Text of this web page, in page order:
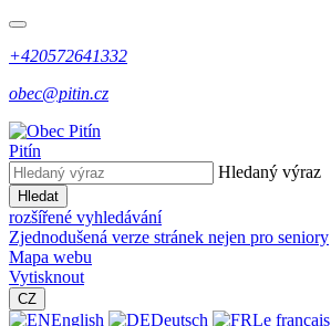
+420572641332
obec@pitin.cz
Pitín
Hledaný výraz
Hledat
rozšířené vyhledávání
Zjednodušená verze stránek nejen pro seniory
Mapa webu
Vytisknout
CZ
English Deutsch Le français